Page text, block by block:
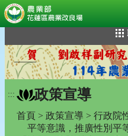
到
主
要
內
容
::: 政策宣導
首頁 > 政策宣導 > 行政院
平等意識，推廣性別平